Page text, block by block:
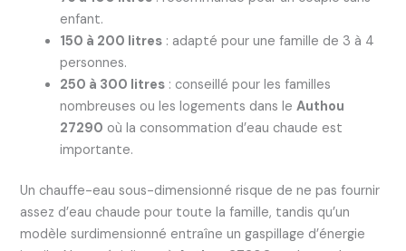
enfant.
150 à 200 litres: adapté pour une famille de 3 à 4
personnes.
250 à 300 litres: conseillé pour les familles
nombreuses ou les logements dans le Authou
27290 où la consommation d’eau chaude est
importante.
Un chauffe-eau sous-dimensionné risque de ne pas fournir
assez d’eau chaude pour toute la famille, tandis qu’un
modèle surdimensionné entraîne un gaspillage d’énergie